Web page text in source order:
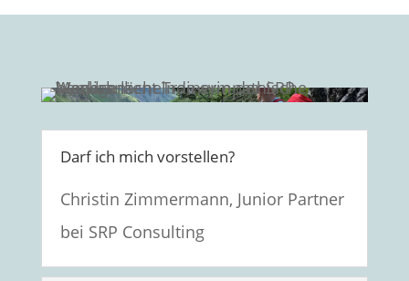
Darf ich mich vorstellen?
Christin Zimmermann, Junior Partner
bei SRP Consulting